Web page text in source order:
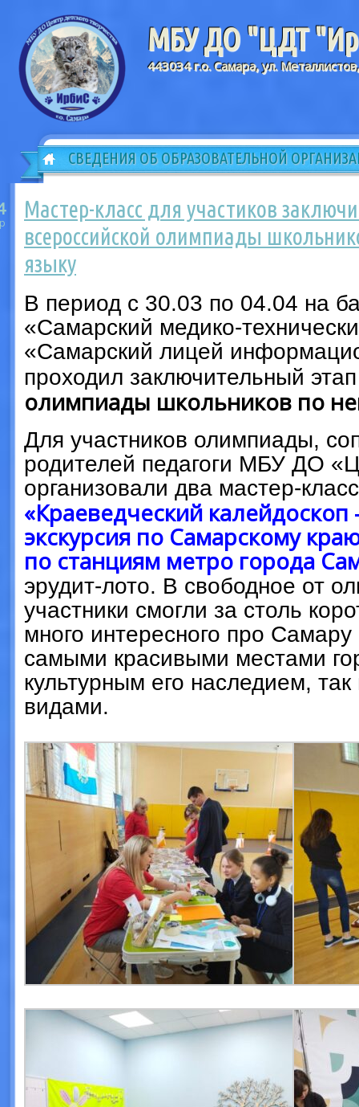
МБУ ДО "ЦДТ
443034 г.о. Самара, ул.
СВЕДЕНИЯ ОБ ОБРАЗОВАТЕЛЬНОЙ
Мастер-класс для участиков
всероссийской олимпиады
языку
В период с 30.03 по 04.04 на
«Самарский медико-
«Самарский лицей
проходил заключительный
олимпиады школьников по
Для участников олимпиады,
родителей педагоги МБУ ДО
организовали два мастер-
«Краеведческий
экскурсия по Самарскому
по станциям метро города
эрудит-лото. В свободное от
участники смогли за столь
много интересного про
самыми красивыми местами
культурным его наследием,
видами.